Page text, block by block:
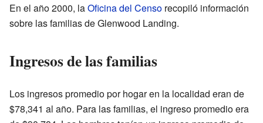
En el año 2000, laOficina del Censo recopiló información
sobre las familias de Glenwood Landing.
Ingresos de las familias
Los ingresos promedio por hogar en la localidad eran de
$78,341 al año. Para las familias, el ingreso promedio era